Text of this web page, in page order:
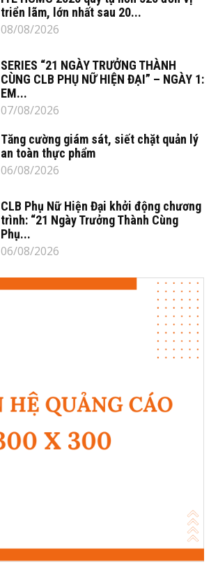
triển lãm, lớn nhất sau 20...
08/08/2026
SERIES “21 NGÀY TRƯỞNG THÀNH
CÙNG CLB PHỤ NỮ HIỆN ĐẠI” – NGÀY 1:
EM...
07/08/2026
Tăng cường giám sát, siết chặt quản lý
an toàn thực phẩm
06/08/2026
CLB Phụ Nữ Hiện Đại khởi động chương
trình: “21 Ngày Trưởng Thành Cùng
Phụ...
06/08/2026